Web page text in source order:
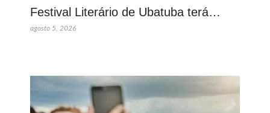
Festival Literário de Ubatuba terá…
agosto 5, 2026